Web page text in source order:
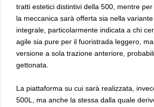
tratti estetici distintivi della 500, mentre
la meccanica sarà offerta sia nella
integrale, particolarmente indicata a chi
agile sia pure per il fuoristrada leggero,
versione a sola trazione anteriore,
gettonata.
La piattaforma su cui sarà realizzata,
500L, ma anche la stessa dalla quale